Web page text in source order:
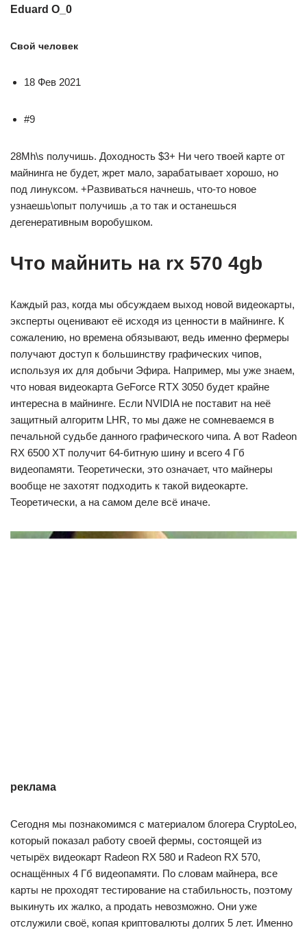
Eduard O_0
Свой человек
18 Фев 2021
#9
28Mh\s получишь. Доходность $3+ Ни чего твоей карте от
майнинга не будет, жрет мало, зарабатывает хорошо, но
под линуксом. +Развиваться начнешь, что-то новое
узнаешь\опыт получишь ,а то так и останешься
дегенеративным воробушком.
Что майнить на rx 570 4gb
Каждый раз, когда мы обсуждаем выход новой видеокарты,
эксперты оценивают её исходя из ценности в майнинге. К
сожалению, но времена обязывают, ведь именно фермеры
получают доступ к большинству графических чипов,
используя их для добычи Эфира. Например, мы уже знаем,
что новая видеокарта GeForce RTX 3050 будет крайне
интересна в майнинге. Если NVIDIA не поставит на неё
защитный алгоритм LHR, то мы даже не сомневаемся в
печальной судьбе данного графического чипа. А вот Radeon
RX 6500 ХТ получит 64-битную шину и всего 4 Гб
видеопамяти. Теоретически, это означает, что майнеры
вообще не захотят подходить к такой видеокарте.
Теоретически, а на самом деле всё иначе.
реклама
Сегодня мы познакомимся с материалом блогера CryptoLeo,
который показал работу своей фермы, состоящей из
четырёх видеокарт Radeon RX 580 и Radeon RX 570,
оснащённых 4 Гб видеопамяти. По словам майнера, все
карты не проходят тестирование на стабильность, поэтому
выкинуть их жалко, а продать невозможно. Они уже
отслужили своё, копая криптовалюты долгих 5 лет. Именно